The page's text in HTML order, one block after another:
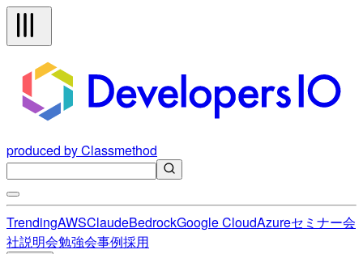
produced by Classmethod
TrendingAWSClaudeBedrockGoogle CloudAzureセミナー会
社説明会勉強会事例採用